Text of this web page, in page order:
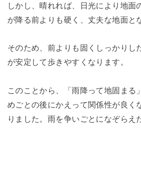
しかし、晴れれば、日光により地面
が降る前よりも硬く、丈夫な地面と
そのため、前よりも固くしっかりし
が安定して歩きやすくなります。
このことから、「雨降って地固まる
めごとの後にかえって関係性が良く
りました。雨を争いごとになぞらえ